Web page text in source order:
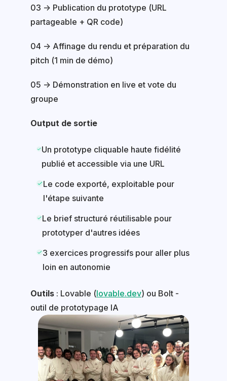
03 → Publication du prototype (URL
partageable + QR code)
04 → Affinage du rendu et préparation du
pitch (1 min de démo)
05 → Démonstration en live et vote du
groupe
Output de sortie
Un prototype cliquable haute fidélité
publié et accessible via une URL
Le code exporté, exploitable pour
l'étape suivante
Le brief structuré réutilisable pour
prototyper d'autres idées
3 exercices progressifs pour aller plus
loin en autonomie
Outils : Lovable (lovable.dev) ou Bolt -
outil de prototypage IA